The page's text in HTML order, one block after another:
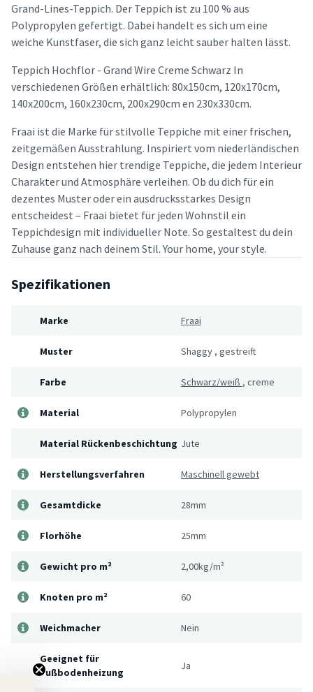
Grand-Lines-Teppich. Der Teppich ist zu 100 % aus
Polypropylen gefertigt. Dabei handelt es sich um eine
weiche Kunstfaser, die sich ganz leicht sauber halten lässt.
Teppich Hochflor - Grand Wire Creme Schwarz In
verschiedenen Größen erhältlich: 80x150cm, 120x170cm,
140x200cm, 160x230cm, 200x290cm en 230x330cm.
Fraai ist die Marke für stilvolle Teppiche mit einer frischen,
zeitgemäßen Ausstrahlung. Inspiriert vom niederländischen
Design entstehen hier trendige Teppiche, die jedem Interieur
Charakter und Atmosphäre verleihen. Ob du dich für ein
dezentes Muster oder ein ausdrucksstarkes Design
entscheidest – Fraai bietet für jeden Wohnstil ein
Teppichdesign mit individueller Note. So gestaltest du dein
Zuhause ganz nach deinem Stil. Your home, your style.
Spezifikationen
Marke Fraai
Muster Shaggy , gestreift
Farbe Schwarz/weiß , creme
Material Polypropylen
Material Rückenbeschichtung Jute
Herstellungsverfahren Maschinell gewebt
Gesamtdicke 28mm
Florhöhe 25mm
Gewicht pro m² 2,00kg/m²
Knoten pro m² 60
Weichmacher Nein
Geeignet für
Fußbodenheizung
Ja